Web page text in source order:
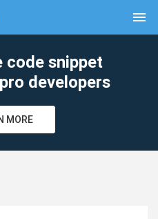
menu
code snippet
developers
MORE
clear